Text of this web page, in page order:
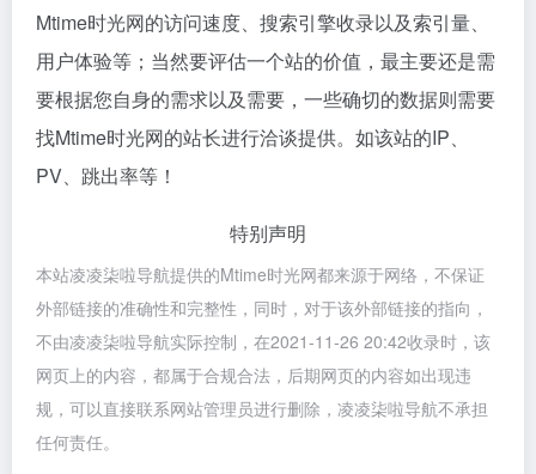
Mtime时光网的访问速度、搜索引擎收录以及索引量、
用户体验等；当然要评估一个站的价值，最主要还是需
要根据您自身的需求以及需要，一些确切的数据则需要
找Mtime时光网的站长进行洽谈提供。如该站的IP、
PV、跳出率等！
特别声明
本站凌凌柒啦导航提供的Mtime时光网都来源于网络，不保证
外部链接的准确性和完整性，同时，对于该外部链接的指向，
不由凌凌柒啦导航实际控制，在2021-11-26 20:42收录时，该
网页上的内容，都属于合规合法，后期网页的内容如出现违
规，可以直接联系网站管理员进行删除，凌凌柒啦导航不承担
任何责任。